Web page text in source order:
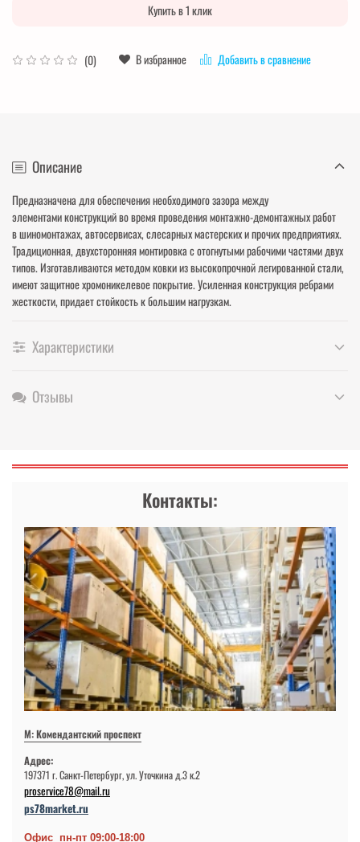
(0) В избранное Добавить в сравнение
Купить в 1 клик
Описание
Предназначена для обеспечения необходимого зазора между
элементами конструкций во время проведения монтажно-демонтажных работ
в шиномонтажах, автосервисах, слесарных мастерских и прочих предприятиях.
Традиционная, двухсторонняя монтировка с отогнутыми рабочими частями двух
типов. Изготавливаются методом ковки из высокопрочной легированной стали,
имеют защитное хромоникелевое покрытие. Усиленная конструкция ребрами
жесткости, придает стойкость к большим нагрузкам.
Характеристики
Отзывы
Контакты:
М: Комендантский проспект
Адрес:
197371 г. Санкт-Петербург, ул. Уточкина д.3 к.2
proservice78@mail.ru
ps78market.ru
Офис пн-пт 09:00-18:00